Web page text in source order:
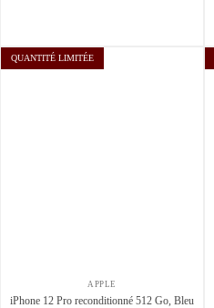
QUANTITÉ LIMITÉE
APPLE
iPhone 12 Pro reconditionné 512 Go, Bleu